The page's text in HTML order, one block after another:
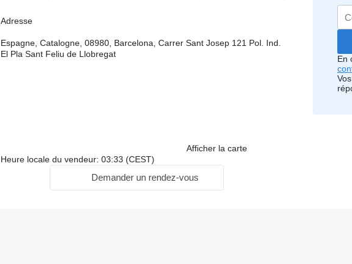
Adresse
Espagne, Catalogne, 08980, Barcelona, Carrer Sant Josep 121 Pol. Ind.
El Pla Sant Feliu de Llobregat
Afficher la carte
Heure locale du vendeur: 03:33 (CEST)
Demander un rendez-vous
En